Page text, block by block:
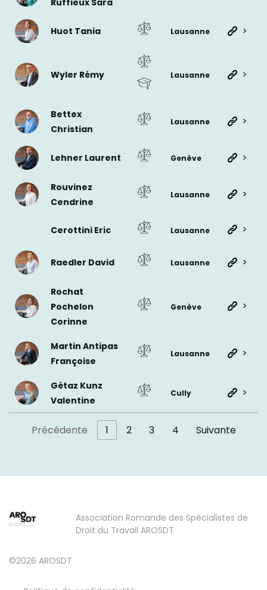
Ruffieux Sara
Huot Tania Lausanne >
Wyler Rémy Lausanne >
Bettex
Christian
Lausanne >
Lehner Laurent Genève >
Rouvinez
Cendrine
Lausanne >
Cerottini Eric Lausanne >
Raedler David Lausanne >
Rochat
Pochelon
Corinne
Genève >
Martin Antipas
Françoise
Lausanne >
Gétaz Kunz
Valentine
Cully >
Précédente 1 2 3 4 Suivante
Association Romande des Spécialistes de
Droit du Travail AROSDT
©2026 AROSDT